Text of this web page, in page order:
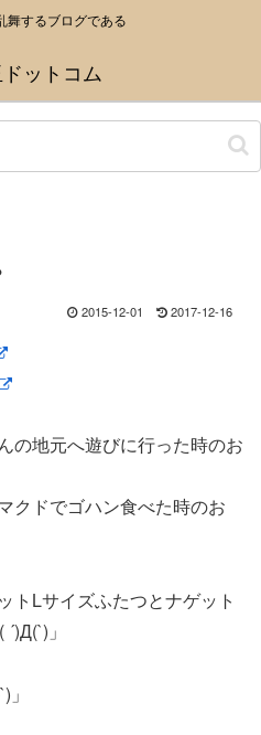
舞するブログである
2015-12-01 2017-12-16
の地元へ遊びに行った時のお
クドでゴハン食べた時のお
トLサイズふたつとナゲット
」